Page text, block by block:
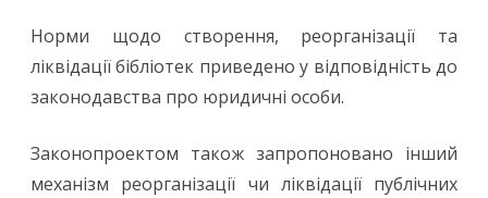
Норми щодо створення, реорганізації та
ліквідації бібліотек приведено у відповідність до
законодавства про юридичні особи.
Законопроектом також запропоновано інший
механізм реорганізації чи ліквідації публічних